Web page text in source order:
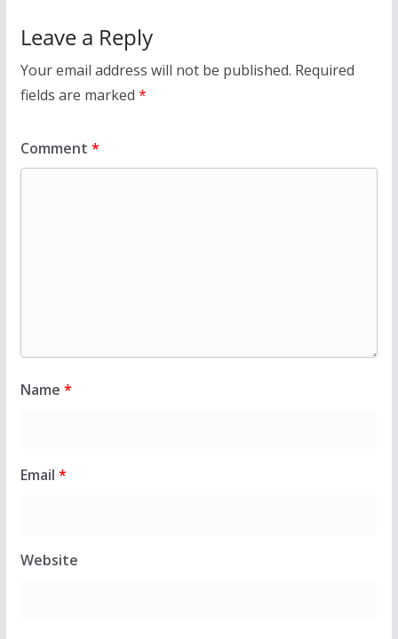
Leave a Reply
Your email address will not be published. Required
fields are marked *
Comment *
Name *
Email *
Website